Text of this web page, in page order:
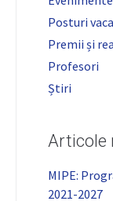
Posturi
Premii și
Profesori
Știri
Articole
MIPE:
2021-2027